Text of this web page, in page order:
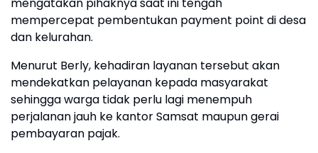
mengatakan pihaknya saat ini tengah
mempercepat pembentukan payment point di desa
dan kelurahan.
Menurut Berly, kehadiran layanan tersebut akan
mendekatkan pelayanan kepada masyarakat
sehingga warga tidak perlu lagi menempuh
perjalanan jauh ke kantor Samsat maupun gerai
pembayaran pajak.